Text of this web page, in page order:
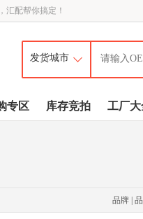
汇配帮你搞定！
专区 库存竞拍 工厂大
品牌 |